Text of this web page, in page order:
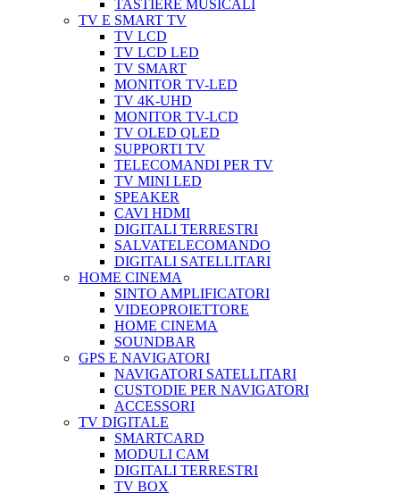
TASTIERE MUSICALI
TV E SMART TV
TV LCD
TV LCD LED
TV SMART
MONITOR TV-LED
TV 4K-UHD
MONITOR TV-LCD
TV OLED QLED
SUPPORTI TV
TELECOMANDI PER TV
TV MINI LED
SPEAKER
CAVI HDMI
DIGITALI TERRESTRI
SALVATELECOMANDO
DIGITALI SATELLITARI
HOME CINEMA
SINTO AMPLIFICATORI
VIDEOPROIETTORE
HOME CINEMA
SOUNDBAR
GPS E NAVIGATORI
NAVIGATORI SATELLITARI
CUSTODIE PER NAVIGATORI
ACCESSORI
TV DIGITALE
SMARTCARD
MODULI CAM
DIGITALI TERRESTRI
TV BOX